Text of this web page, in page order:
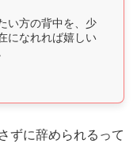
い方の背中を、少
になれれば嬉しい
ずに辞められるって